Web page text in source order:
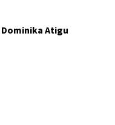
Dominika Atigu